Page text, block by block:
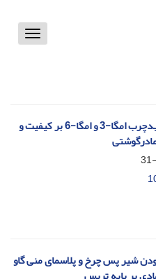
Toggle
اثر مکمل‌سازی جیره با منابع حاوی اسیدچرب امگا-3 و امگا-6 بر کیفیت و
شیر پس چرخ و پلاسمای منی گاو